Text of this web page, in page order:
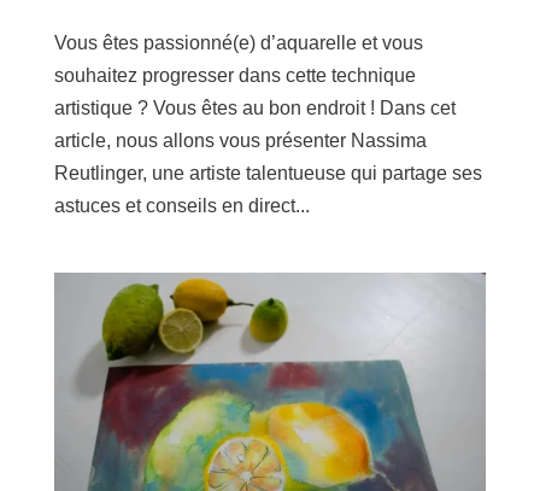
Vous êtes passionné(e) d’aquarelle et vous
souhaitez progresser dans cette technique
artistique ? Vous êtes au bon endroit ! Dans cet
article, nous allons vous présenter Nassima
Reutlinger, une artiste talentueuse qui partage ses
astuces et conseils en direct...